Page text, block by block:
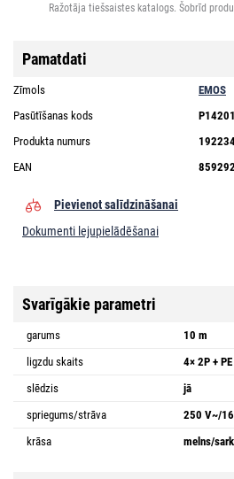
Ražotāja tiešsaistes katalogs. Šobrīd
Pamatdati
Zīmols
EMOS
Pasūtīšanas kods
P14201
Produkta numurs
EAN
Pievienot salīdzināšanai
Dokumenti lejupielādēšanai
Svarīgākie parametri
garums
10 m
ligzdu skaits
4× 2P +
slēdzis
jā
spriegums/strāva
250 V~/
krāsa
melns/